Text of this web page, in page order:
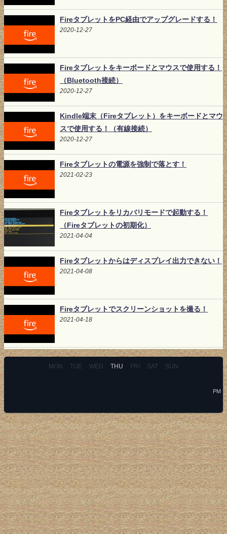
FireタブレットをPC経由でアップグレードする！
2020-12-27
Fireタブレットをキーボードとマウスで使用する！
（Bluetooth接続）
2020-12-27
Kindle端末（Fireタブレット）をキーボードとマウ
スで使用する！（有線接続）
2020-12-27
Fireタブレットの電源を強制で落とす！
2021-02-23
Fireタブレットをリカバリモードで起動する！
（Fireタブレットの初期化）
2021-04-04
Fireタブレットからはディスプレイ出力できない！
2021-04-08
Fireタブレットでスクリーンショットを撮る！
2021-04-18
MON TUE WED THU FRI SAT SUN
PM